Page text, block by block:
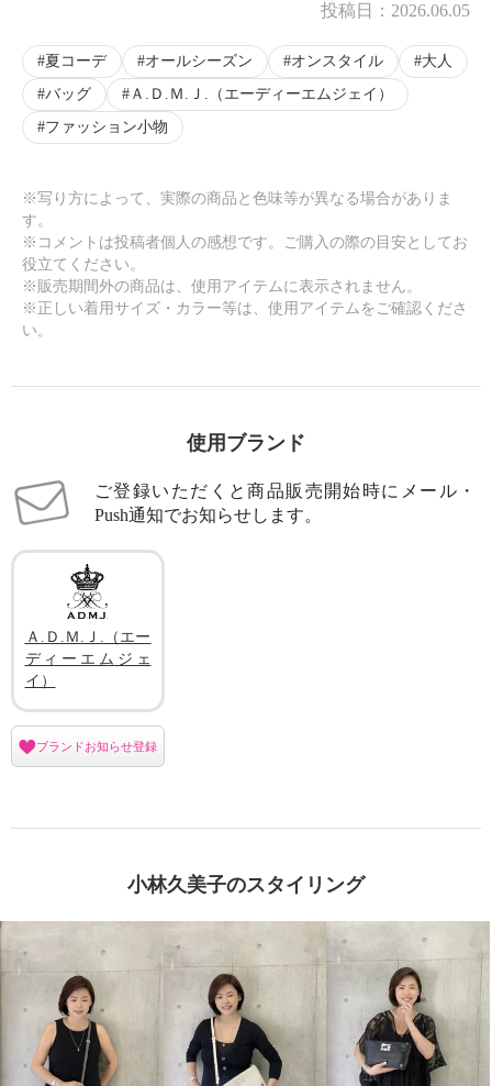
投稿日： 2026.06.05
夏コーデ オールシーズン オンスタイル
大人
バッグ
Ａ.Ｄ.Ｍ.Ｊ.（エーディーエムジェイ）
ファッション小物
※写り方によって、実際の商品と色味等が異なる場合がありま
す。
※コメントは投稿者個人の感想です。ご購入の際の目安としてお
役立てください。
※販売期間外の商品は、使用アイテムに表示されません。
※正しい着用サイズ・カラー等は、使用アイテムをご確認くださ
い。
使用ブランド
ご登録いただくと商品販売開始時にメール・
Push通知でお知らせします。
Ａ.Ｄ.Ｍ.Ｊ.（エー
ディーエムジェ
イ）
ブランドお知らせ登録
小林久美子のスタイリング